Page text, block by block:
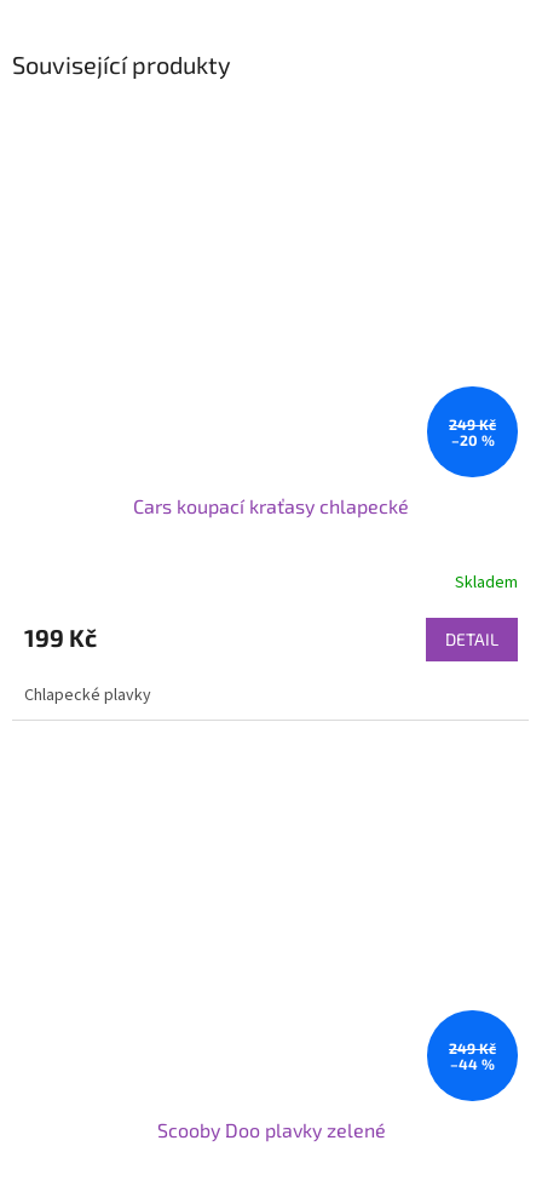
Související produkty
249 Kč
–20 %
Cars koupací kraťasy chlapecké
Skladem
199 Kč DETAIL
Chlapecké plavky
249 Kč
–44 %
Scooby Doo plavky zelené